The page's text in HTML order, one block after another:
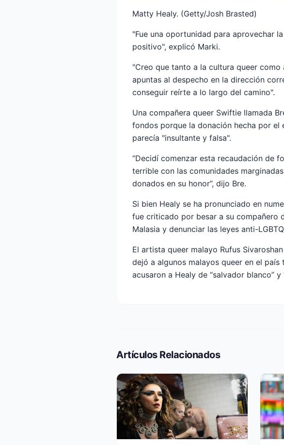
Matty Healy. (Getty/Josh Brasted)
"Fue una oportunidad para aprovechar
positivo", explicó Marki.
"Creo que tanto a la cultura queer
apuntas al despecho en la dirección
conseguir reírte a lo largo del camino".
Una compañera queer Swiftie llamada
fondos porque la donación hecha por el
parecía "insultante y falsa".
“Decidí comenzar esta recaudación de
terrible con las comunidades
donados en su honor”, ​​dijo Bre.
Si bien Healy se ha pronunciado en
fue criticado por besar a su compañero
Malasia y denunciar las leyes anti-
El artista queer malayo Rufus
dejó a algunos malayos queer en el
acusaron a Healy de “salvador blanco”
Artículos Relacionados